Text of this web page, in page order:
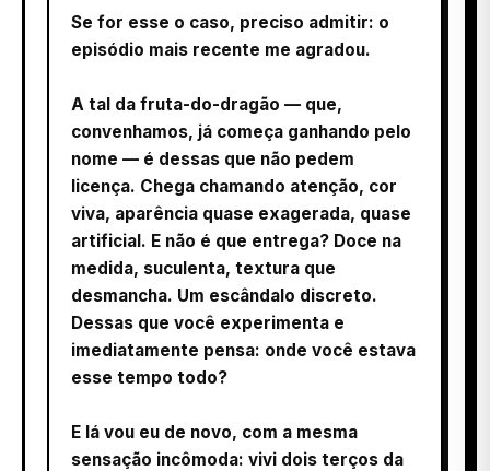
Se for esse o caso, preciso admitir: o
episódio mais recente me agradou.
A tal da fruta-do-dragão — que,
convenhamos, já começa ganhando pelo
nome — é dessas que não pedem
licença. Chega chamando atenção, cor
viva, aparência quase exagerada, quase
artificial. E não é que entrega? Doce na
medida, suculenta, textura que
desmancha. Um escândalo discreto.
Dessas que você experimenta e
imediatamente pensa: onde você estava
esse tempo todo?
E lá vou eu de novo, com a mesma
sensação incômoda: vivi dois terços da